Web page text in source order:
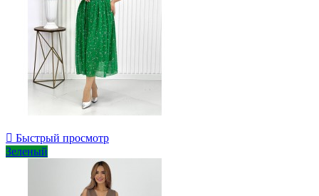
 Быстрый просмотр
Зеленый